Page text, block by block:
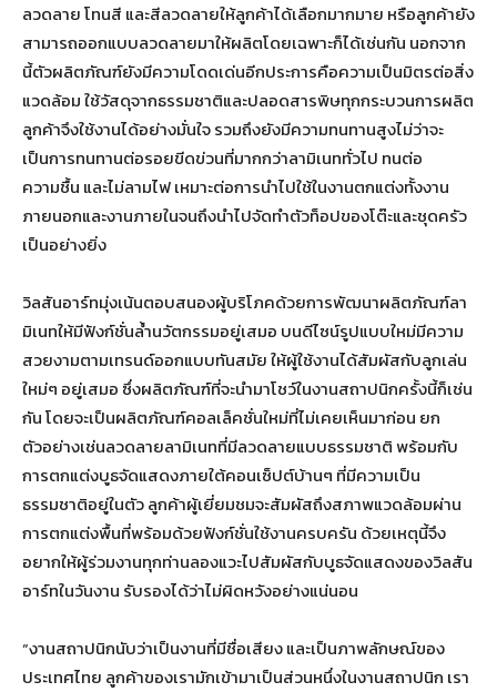
ลวดลาย โทนสี และสีลวดลายให้ลูกค้าได้เลือกมากมาย หรือลูกค้ายัง
สามารถออกแบบลวดลายมาให้ผลิตโดยเฉพาะก็ได้เช่นกัน นอกจาก
นี้ตัวผลิตภัณฑ์ยังมีความโดดเด่นอีกประการคือความเป็นมิตรต่อสิ่ง
แวดล้อม ใช้วัสดุจากธรรมชาติและปลอดสารพิษทุกกระบวนการผลิต
ลูกค้าจึงใช้งานได้อย่างมั่นใจ รวมถึงยังมีความทนทานสูงไม่ว่าจะ
เป็นการทนทานต่อรอยขีดข่วนที่มากกว่าลามิเนททั่วไป ทนต่อ
ความชื้น และไม่ลามไฟ เหมาะต่อการนำไปใช้ในงานตกแต่งทั้งงาน
ภายนอกและงานภายในจนถึงนำไปจัดทำตัวท็อปของโต๊ะและชุดครัว
เป็นอย่างยิ่ง
วิลสันอาร์ทมุ่งเน้นตอบสนองผู้บริโภคด้วยการพัฒนาผลิตภัณฑ์ลา
มิเนทให้มีฟังก์ชั่นล้ำนวัตกรรมอยู่เสมอ บนดีไซน์รูปแบบใหม่มีความ
สวยงามตามเทรนด์ออกแบบทันสมัย ให้ผู้ใช้งานได้สัมผัสกับลูกเล่น
ใหม่ๆ อยู่เสมอ ซึ่งผลิตภัณฑ์ที่จะนำมาโชว์ในงานสถาปนิกครั้งนี้ก็เช่น
กัน โดยจะเป็นผลิตภัณฑ์คอลเล็คชั่นใหม่ที่ไม่เคยเห็นมาก่อน ยก
ตัวอย่างเช่นลวดลายลามิเนทที่มีลวดลายแบบธรรมชาติ พร้อมกับ
การตกแต่งบูธจัดแสดงภายใต้คอนเซ็ปต์บ้านๆ ที่มีความเป็น
ธรรมชาติอยู่ในตัว ลูกค้าผู้เยี่ยมชมจะสัมผัสถึงสภาพแวดล้อมผ่าน
การตกแต่งพื้นที่พร้อมด้วยฟังก์ชั่นใช้งานครบครัน ด้วยเหตุนี้จึง
อยากให้ผู้ร่วมงานทุกท่านลองแวะไปสัมผัสกับบูธจัดแสดงของวิลสัน
อาร์ทในวันงาน รับรองได้ว่าไม่ผิดหวังอย่างแน่นอน
“งานสถาปนิกนับว่าเป็นงานที่มีชื่อเสียง และเป็นภาพลักษณ์ของ
ประเทศไทย ลูกค้าของเรามักเข้ามาเป็นส่วนหนึ่งในงานสถาปนิก เรา